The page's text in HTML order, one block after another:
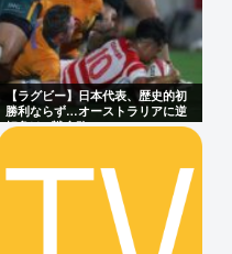
【ラグビー】日本代表、歴史的初
勝利ならず…オーストラリアに逆
転負け 8戦全敗